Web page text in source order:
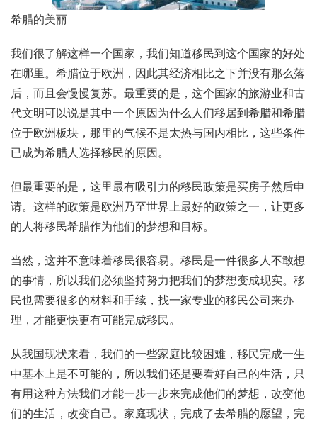
希腊的美丽
我们很了解这样一个国家，我们知道移民到这个国家的好处
在哪里。希腊位于欧洲，因此其经济相比之下并没有那么落
后，而且会慢慢复苏。最重要的是，这个国家的旅游业和古
代文明可以说是其中一个原因为什么人们移居到希腊和希腊
位于欧洲板块，那里的气候不是太热与国内相比，这些条件
已成为希腊人选择移民的原因。
但最重要的是，这里最有吸引力的移民政策是买房子然后申
请。这样的政策是欧洲乃至世界上最好的政策之一，让更多
的人将移民希腊作为他们的梦想和目标。
当然，这并不意味着移民很容易。移民是一件很多人不敢想
的事情，所以我们必须坚持努力把我们的梦想变成现实。移
民也需要很多的材料和手续，找一家专业的移民公司来办
理，才能更快更有可能完成移民。
从我国现状来看，我们的一些家庭比较困难，移民完成一生
中基本上是不可能的，所以我们还是要看好自己的生活，只
有用这种方法我们才能一步一步来完成他们的梦想，改变他
们的生活，改变自己。家庭现状，完成了去希腊的愿望，完